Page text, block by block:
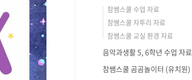
참쌤스쿨 수업 자료
참쌤스쿨 자투리 자료
참쌤스쿨 교실 환경 자료
음악과생활 5, 6학년 수업 자료
참쌤스쿨 곰곰놀이터 (유치원)